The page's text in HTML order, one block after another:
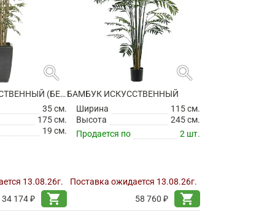
search
БАМБУК ИСКУССТВЕННЫЙ (БЕЗ ГОРШКА)
35 см.
175 см.
19 см.
13.08.26г.
34 174 ₽
shopping_cart
search
БАМБУК ИСКУССТВЕННЫЙ
Ширина
115 см.
Высота
245 см.
Продается по
2 шт.
Поставка ожидается 13.08.26г.
58 760 ₽
shopping_cart